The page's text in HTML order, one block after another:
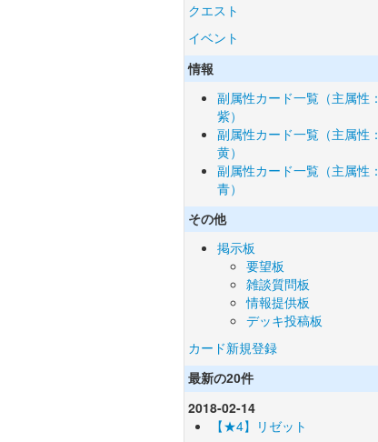
クエスト
イベント
情報
副属性カード一覧（主属性：
紫）
副属性カード一覧（主属性：
黄）
副属性カード一覧（主属性：
青）
その他
掲示板
要望板
雑談質問板
情報提供板
デッキ投稿板
カード新規登録
最新の20件
2018-02-14
【★4】リゼット